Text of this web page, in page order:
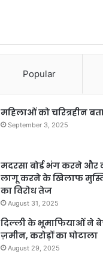
Popular
महिलाओं को चरित्रहीन
September 3, 2025
मदरसा बोर्ड भंग करने और
लागू करने के खिलाफ
का विरोध तेज
August 31, 2025
दिल्ली के भूमाफियाओं ने
ज़मीन, करोड़ों का घोटाला
August 29, 2025